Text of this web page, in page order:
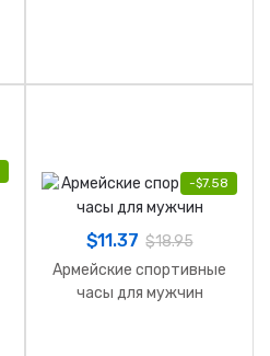
-$7.58
$11.37 $18.95
Армейские спортивные
часы для мужчин